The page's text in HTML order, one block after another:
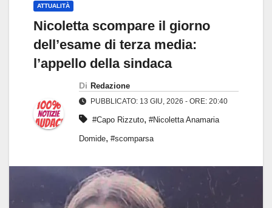
ATTUALITÀ
Nicoletta scompare il giorno
dell’esame di terza media:
l’appello della sindaca
Di Redazione
PUBBLICATO: 13 GIU, 2026 - ORE: 20:40
#Capo Rizzuto, #Nicoletta Anamaria
Domide, #scomparsa